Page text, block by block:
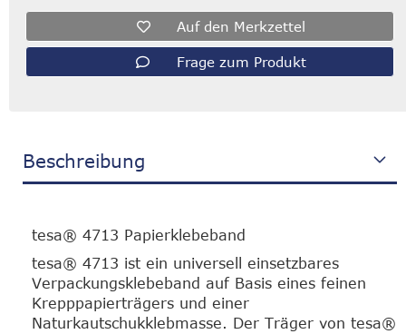
Auf den Merkzettel
Frage zum Produkt
Beschreibung
tesa® 4713 Papierklebeband
tesa® 4713 ist ein universell einsetzbares
Verpackungsklebeband auf Basis eines feinen
Krepppapierträgers und einer
Naturkautschukklebmasse. Der Träger von tesa®